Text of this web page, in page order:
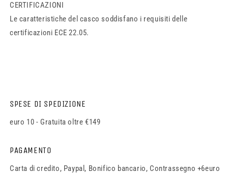
CERTIFICAZIONI
Le caratteristiche del casco soddisfano i requisiti delle
certificazioni ECE 22.05.
SPESE DI SPEDIZIONE
euro 10 - Gratuita oltre €149
PAGAMENTO
Carta di credito, Paypal, Bonifico bancario, Contrassegno +6euro